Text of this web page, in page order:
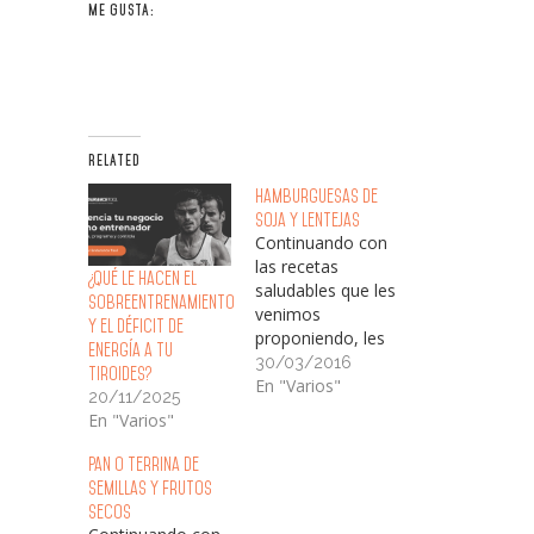
ME GUSTA:
RELATED
¿Qué le Hacen el
Sobreentrenamiento
y el Déficit de
Energía a tu
Tiroides?
20/11/2025
En "Varios"
Hamburguesas de
Soja y Lentejas
Continuando con
las recetas
saludables que les
venimos
proponiendo, les
acercamos en
esta ocasión una
30/03/2016
En "Varios"
Pan o Terrina de
semillas y Frutos
secos